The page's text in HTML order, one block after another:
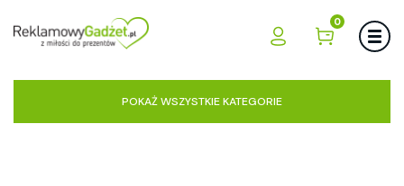
0
POKAŻ WSZYSTKIE KATEGORIE